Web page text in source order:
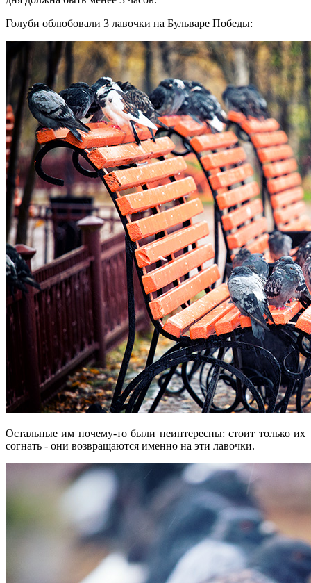
Голуби облюбовали 3 лавочки на Бульваре Победы:
Остальные им почему-то были неинтересны: стоит только их
согнать - они возвращаются именно на эти лавочки.